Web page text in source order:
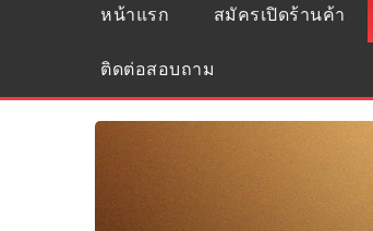
หน้าแรก สมัครเปิดร้านค้า
ติดต่อสอบถาม